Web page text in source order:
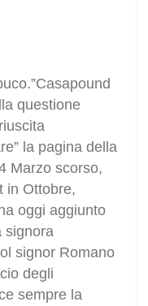
questione
la pagina della
Marzo scorso,
in Ottobre,
oggi aggiunto
signora
signor Romano
degli
sempre la